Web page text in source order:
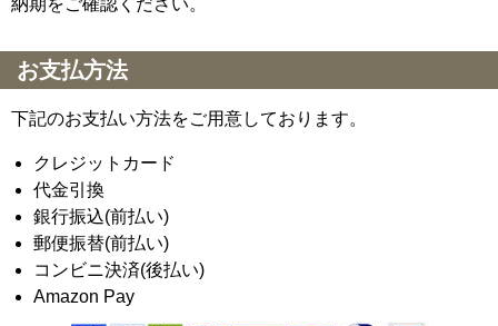
納期をご確認ください。
お支払方法
下記のお支払い方法をご用意しております。
クレジットカード
代金引換
銀行振込(前払い)
郵便振替(前払い)
コンビニ決済(後払い)
Amazon Pay